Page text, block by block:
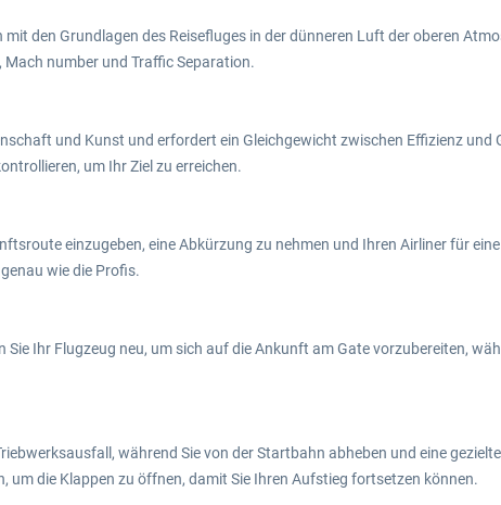
den Grundlagen des Reisefluges in der dünneren Luft der oberen
number und Traffic Separation.
und Kunst und erfordert ein Gleichgewicht zwischen Effizienz und
um Ihr Ziel zu erreichen.
einzugeben, eine Abkürzung zu nehmen und Ihren Airliner für
wie die Profis.
Ihr Flugzeug neu, um sich auf die Ankunft am Gate vorzubereiten,
während Sie von der Startbahn abheben und eine
um die Klappen zu öffnen, damit Sie Ihren Aufstieg fortsetzen können.